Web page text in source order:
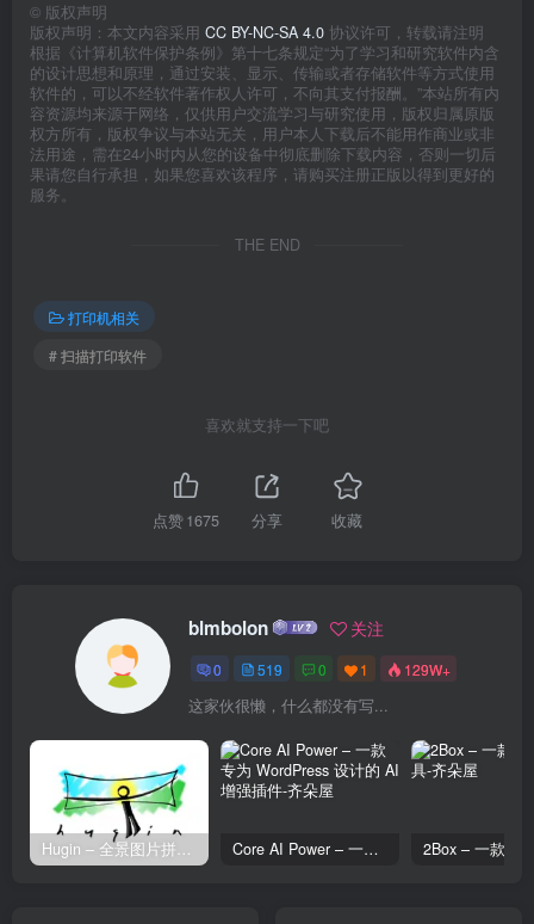
© 版权声明
版权声明：本文内容采用 CC BY-NC-SA 4.0 协议许可，转载请注明
根据《计算机软件保护条例》第十七条规定“为了学习和研究软件内含
的设计思想和原理，通过安装、显示、传输或者存储软件等方式使用
软件的，可以不经软件著作权人许可，不向其支付报酬。”本站所有内
容资源均来源于网络，仅供用户交流学习与研究使用，版权归属原版
权方所有，版权争议与本站无关，用户本人下载后不能用作商业或非
法用途，需在24小时内从您的设备中彻底删除下载内容，否则一切后
果请您自行承担，如果您喜欢该程序，请购买注册正版以得到更好的
服务。
THE END
打印机相关
# 扫描打印软件
喜欢就支持一下吧
点赞1675 分享 收藏
blmbolon 关注
0 519 0 1 129W+
这家伙很懒，什么都没有写...
Hugin – 全景图片拼接工具 Core AI Power – 一款专为 WordPress 设计的 AI 增强插件